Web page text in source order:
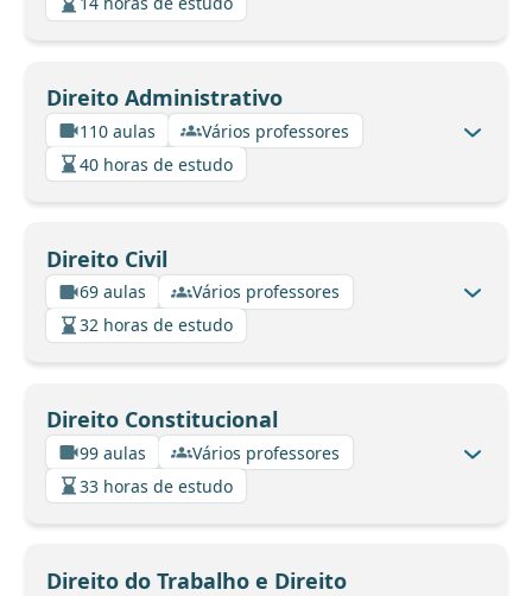
Direito Administrativo
110 aulas
Vários professores
40 horas de estudo
Direito Civil
69 aulas
Vários professores
32 horas de estudo
Direito Constitucional
99 aulas
Vários professores
33 horas de estudo
Direito do Trabalho e Direito